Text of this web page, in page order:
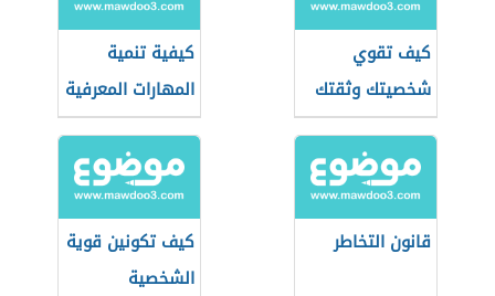
كيف تقوي
شخصيتك وثقتك
بنفسك
كيفية تنمية
المهارات المعرفية
عند الأطفال
قانون التخاطر
كيف تكونين قوية
الشخصية